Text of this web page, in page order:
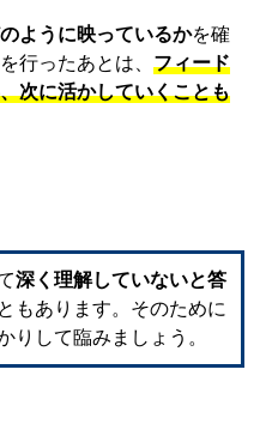
ように映っているかを確
行ったあとは、 フィード
次に活かしていくことも
深く理解していないと答
もあります。そのために
りして臨みましょう。